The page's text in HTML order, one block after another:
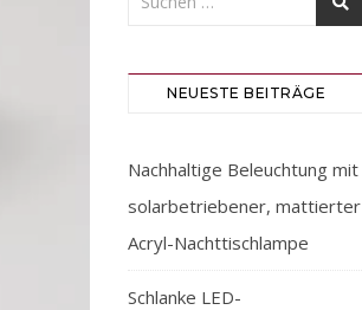
NEUESTE BEITRÄGE
Nachhaltige Beleuchtung mit
solarbetriebener, mattierter
Acryl-Nachttischlampe
Schlanke LED-